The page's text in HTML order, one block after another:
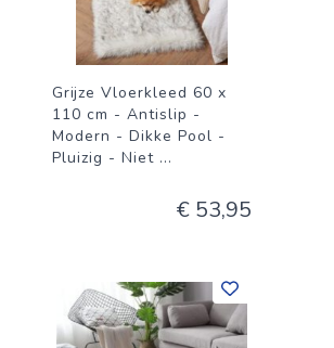
Grijze Vloerkleed 60 x
110 cm - Antislip -
Modern - Dikke Pool -
Pluizig - Niet ...
€ 53,95